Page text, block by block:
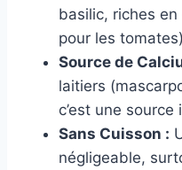
basilic, riches
pour les
Source de
laitiers
c’est une
Sans Cuisson :
négligeable,